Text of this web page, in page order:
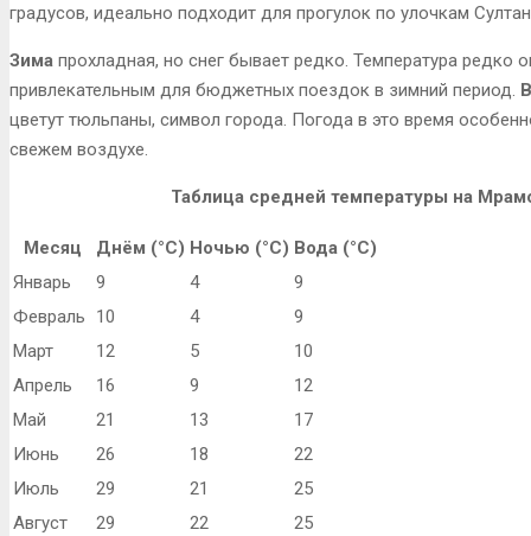
градусов, идеально подходит для прогулок по улочкам
Зима прохладная, но снег бывает редко. Температура редко
привлекательным для бюджетных поездок в зимний период.
цветут тюльпаны, символ города. Погода в это время
свежем воздухе.
Таблица средней температуры на
Месяц Днём (°C) Ночью (°C) Вода (°C)
Январь
9 4
9
Февраль
10 4
9
Март
12 5
10
Апрель
16 9
12
Май
21 13
17
Июнь
26 18
22
Июль
29 21
25
Август
29 22
25